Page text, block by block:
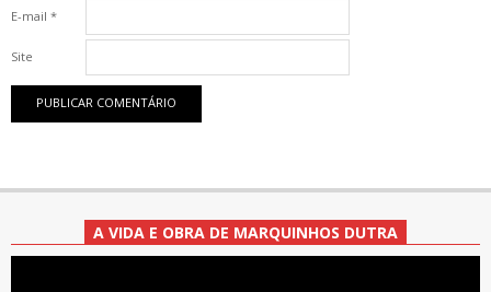
E-mail *
Site
A VIDA E OBRA DE MARQUINHOS DUTRA